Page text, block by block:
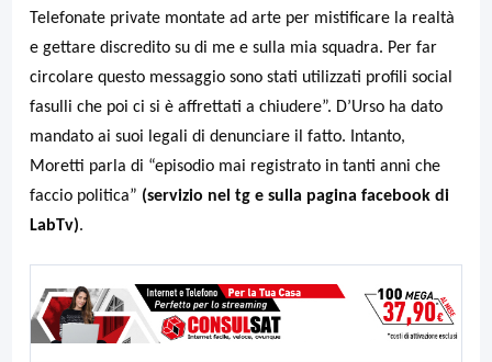
Telefonate private montate ad arte per mistificare la realtà
e gettare discredito su di me e sulla mia squadra. Per far
circolare questo messaggio sono stati utilizzati profili social
fasulli che poi ci si è affrettati a chiudere”. D’Urso ha dato
mandato ai suoi legali di denunciare il fatto. Intanto,
Moretti parla di “episodio mai registrato in tanti anni che
faccio politica” (servizio nel tg e sulla pagina facebook di
LabTv).